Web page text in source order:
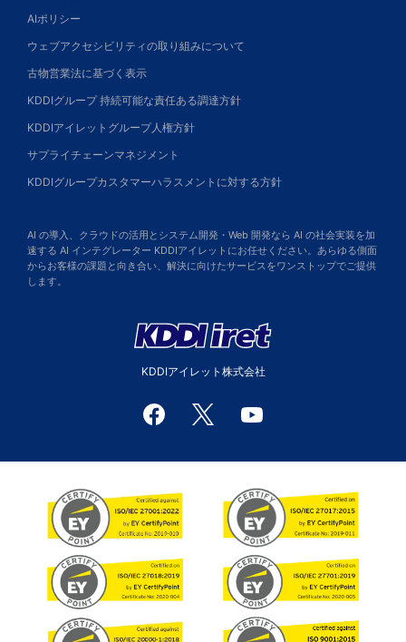
AIポリシー
ウェブアクセシビリティの取り組みについて
古物営業法に基づく表示
KDDIグループ 持続可能な責任ある調達方針
KDDIアイレットグループ人権方針
サプライチェーンマネジメント
KDDIグループカスタマーハラスメントに対する方針
AI の導入、クラウドの活用とシステム開発・Web 開発なら AI の社会実装を加
速する AI インテグレーター KDDIアイレットにお任せください。あらゆる側面
からお客様の課題と向き合い、解決に向けたサービスをワンストップでご提供
します。
KDDIアイレット株式会社